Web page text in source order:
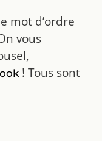
mot d’ordre
vous
! Tous sont